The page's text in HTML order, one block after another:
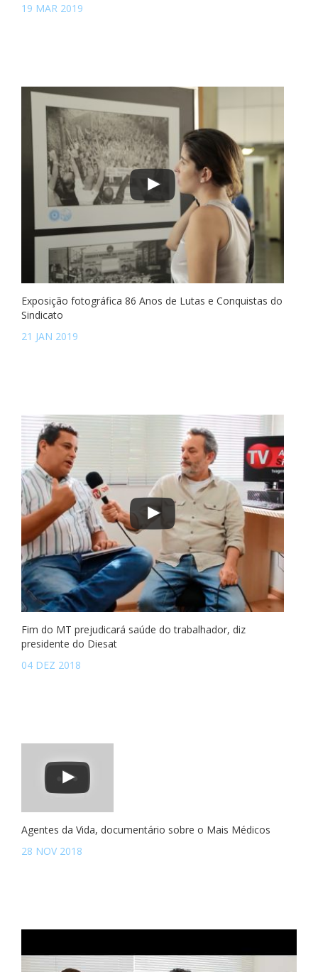
19 MAR 2019
Exposição fotográfica 86 Anos de Lutas e Conquistas do
Sindicato
21 JAN 2019
Fim do MT prejudicará saúde do trabalhador, diz
presidente do Diesat
04 DEZ 2018
Agentes da Vida, documentário sobre o Mais Médicos
28 NOV 2018